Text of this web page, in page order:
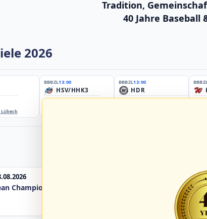
Tradition,
40 Jahre Baseball
2026
BBBZL13:00
HSV/HHK3
BBBZL13:00
HDR
Championship B Pool 2026 - Group Germany